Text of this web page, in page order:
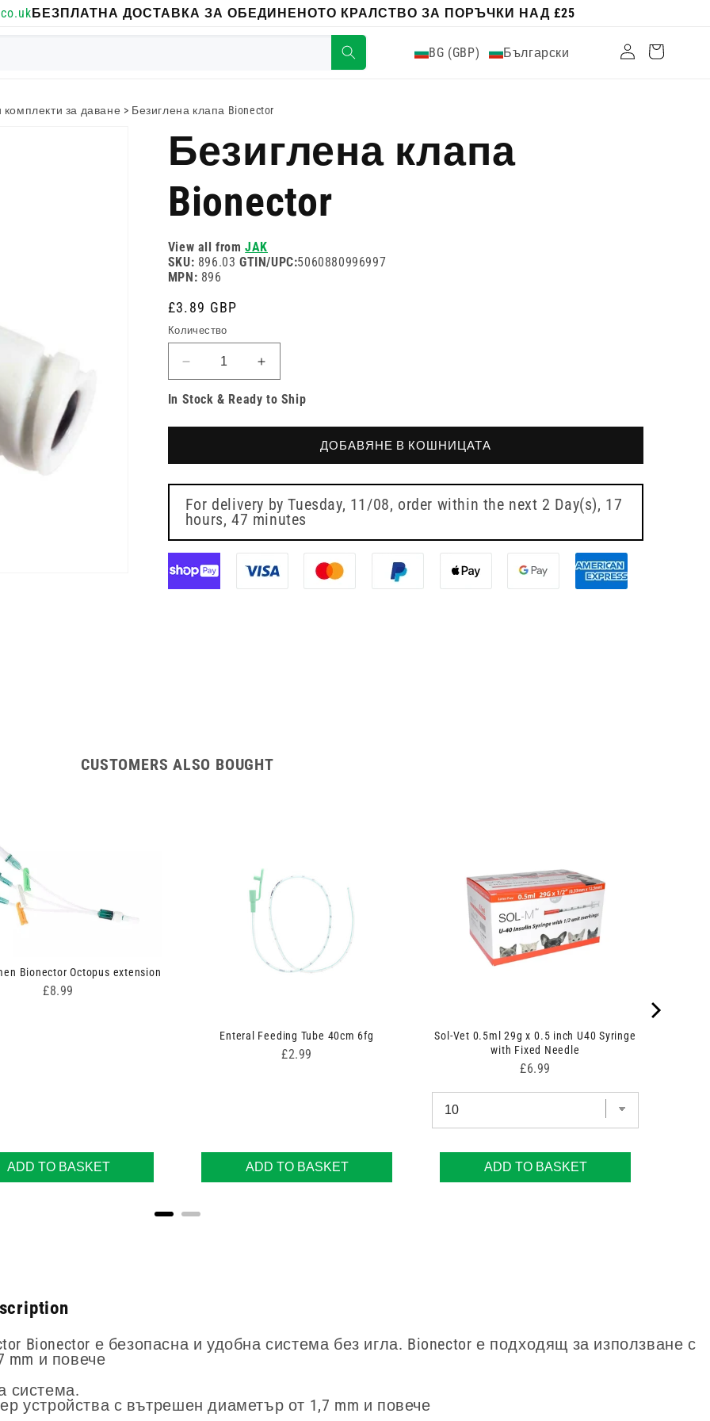
БЕЗПЛАТНА ДОСТАВКА ЗА ОБЕДИНЕНОТО КРАЛСТВО ЗА ПОРЪЧКИ НАД £25
BG (GBP) Български ВлизамКоличка
за даване > Безиглена клапа Bionector
Безиглена клапа
Bionector
View all fromJAK
SKU: 896.03 GTIN/UPC:5060880996997
MPN: 896
Редовна
цена
£3.89 GBP
Количество
Намаляване
на
количеството
Bionector
Увеличете
количеството
за
Bionector
In Stock & Ready to Ship
ДОБАВЯНЕ В КОШНИЦАТА
For delivery byTuesday, 11/08, order within the next 2 Day(s), 17
hours, 47 minutes
CUSTOMERS ALSO BOUGHT
Bionector Octopus extension
Price
£8.99
ADD TO BASKET
Enteral Feeding Tube 40cm 6fg
Price
£2.99
ADD TO BASKET
Sol-Vet 0.5ml 29g x 0.5 inch U40 Syringe
with Fixed Needle
Price
£6.99
ADD TO BASKET
Bionector е безопасна и удобна система без игла. Bionector е подходящ за използване с
mm и повече
система.
устройства с вътрешен диаметър от 1,7 mm и повече